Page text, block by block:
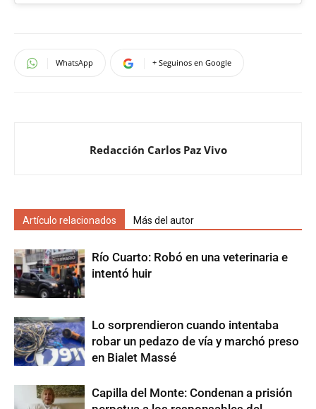
WhatsApp + Seguinos en Google
Redacción Carlos Paz Vivo
Artículo relacionados Más del autor
Río Cuarto: Robó en una veterinaria e
intentó huir
Lo sorprendieron cuando intentaba
robar un pedazo de vía y marchó preso
en Bialet Massé
Capilla del Monte: Condenan a prisión